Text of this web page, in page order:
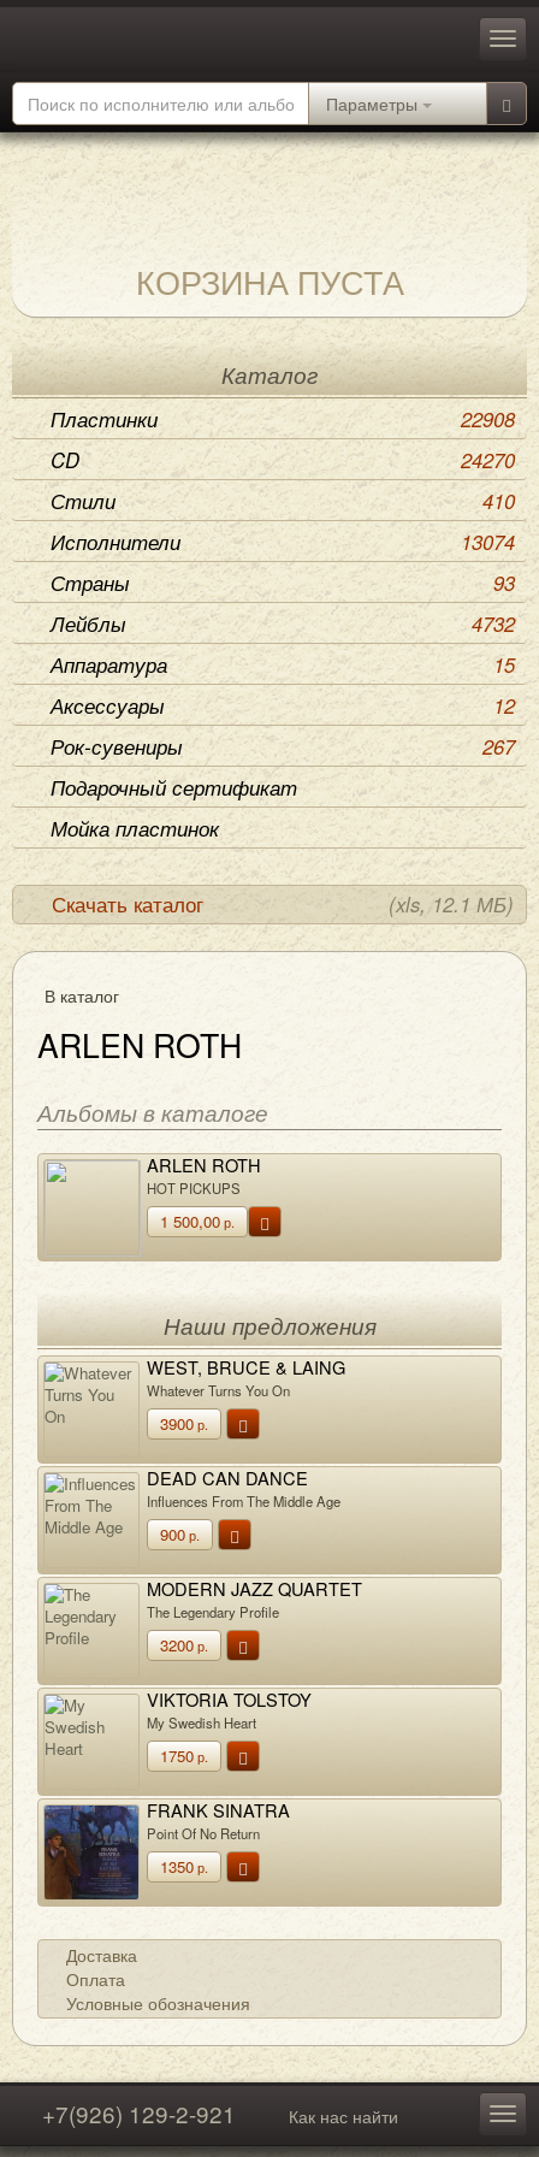
Параметры
КОРЗИНА ПУСТА
Каталог
Пластинки
22908
CD
24270
Стили
410
Исполнители
13074
Страны
93
Лейблы
4732
Аппаратура
15
Аксессуары
12
Рок-сувениры
267
Подарочный сертификат
Мойка пластинок
Скачать каталог (xls, 12.1 МБ)
В каталог
ARLEN ROTH
Альбомы в каталоге
ARLEN ROTH
HOT PICKUPS
1 500,00р.
Наши предложения
WEST, BRUCE & LAING
Whatever Turns You On
3900р.
DEAD CAN DANCE
Influences From The Middle Age
900р.
MODERN JAZZ QUARTET
The Legendary Profile
3200р.
VIKTORIA TOLSTOY
My Swedish Heart
1750р.
FRANK SINATRA
Point Of No Return
1350р.
Доставка
Оплата
Условные обозначения
+7(926) 129-2-921 Как нас найти